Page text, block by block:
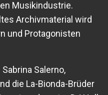
Musikindustrie.
Archivmaterial wird
und Protagonisten
Salerno,
die La-Bionda-Brüder